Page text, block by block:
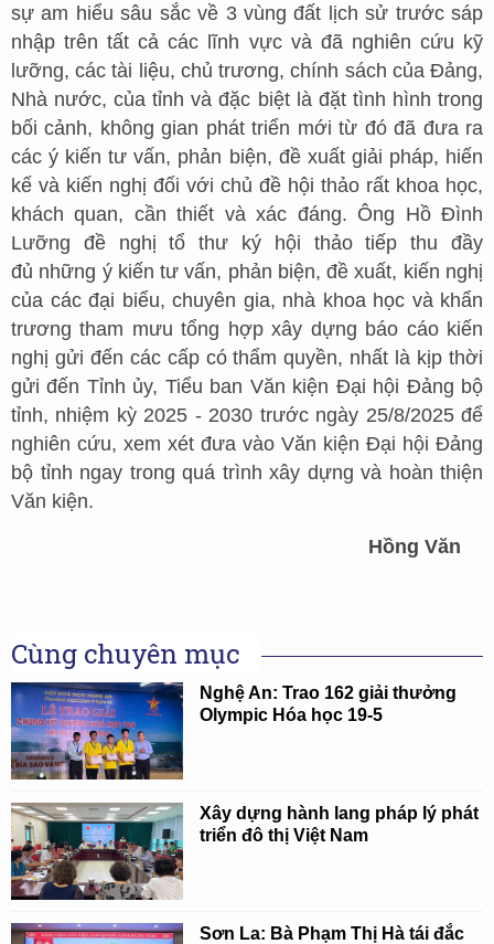
sự am hiểu sâu sắc về 3 vùng đất lịch sử trước sáp
nhập trên tất cả các lĩnh vực và đã nghiên cứu kỹ
lưỡng, các tài liệu, chủ trương, chính sách của Đảng,
Nhà nước, của tỉnh và đặc biệt là đặt tình hình trong
bối cảnh, không gian phát triển mới từ đó đã đưa ra
các ý kiến tư vấn, phản biện, đề xuất giải pháp, hiến
kế và kiến nghị đối với chủ đề hội thảo rất khoa học,
khách quan, cần thiết và xác đáng. Ông Hồ Đình
Lưỡng đề nghị tổ thư ký hội thảo tiếp thu đầy
đủ những ý kiến tư vấn, phản biện, đề xuất, kiến nghị
của các đại biểu, chuyên gia, nhà khoa học và khẩn
trương tham mưu tổng hợp xây dựng báo cáo kiến
nghị gửi đến các cấp có thẩm quyền, nhất là kịp thời
gửi đến Tỉnh ủy, Tiểu ban Văn kiện Đại hội Đảng bộ
tỉnh, nhiệm kỳ 2025 - 2030 trước ngày 25/8/2025 để
nghiên cứu, xem xét đưa vào Văn kiện Đại hội Đảng
bộ tỉnh ngay trong quá trình xây dựng và hoàn thiện
Văn kiện.
Hồng Văn
Cùng chuyên mục
Nghệ An: Trao 162 giải thưởng
Olympic Hóa học 19-5
Xây dựng hành lang pháp lý phát
triển đô thị Việt Nam
Sơn La: Bà Phạm Thị Hà tái đắc